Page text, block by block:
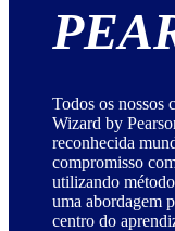
Todos os nossos
Wizard by
reconhecida
compromisso
utilizando
uma abordagem
centro do